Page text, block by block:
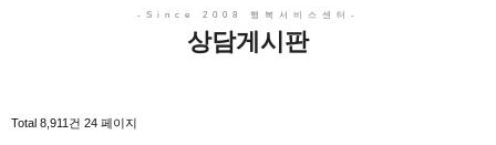
상담게시판
Total 8,911건 24 페이지